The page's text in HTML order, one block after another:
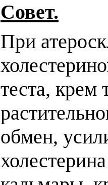
Совет.
При
теста,
обмен,